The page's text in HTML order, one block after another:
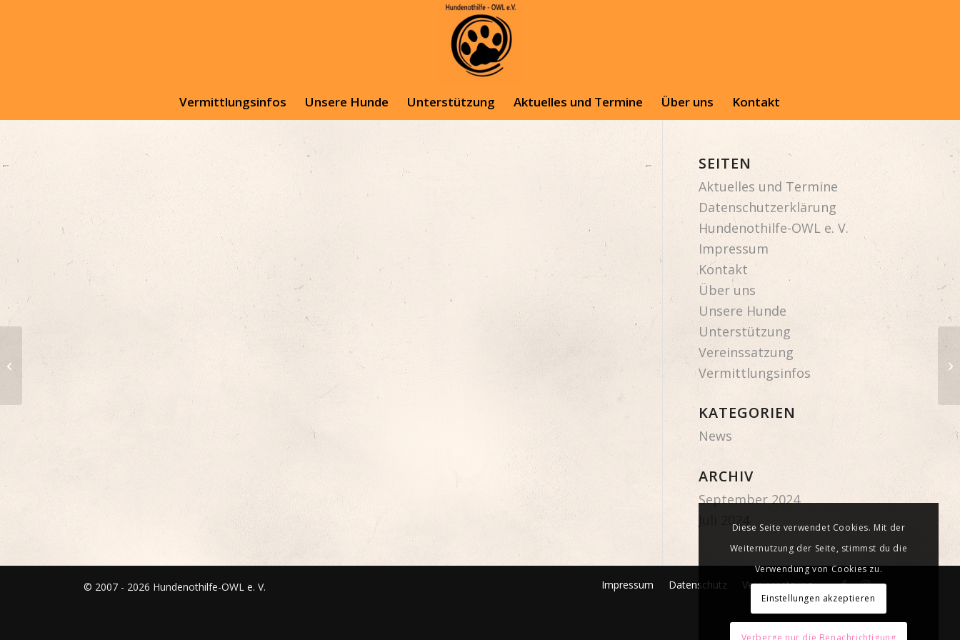
Vermittlungsinfos Unsere Hunde Unterstützung Aktuelles und Termine Über uns Kontakt
SEITEN
Aktuelles und Termine
Datenschutzerklärung
Hundenothilfe-OWL e. V.
Impressum
Kontakt
Über uns
Unsere Hunde
Unterstützung
Vereinssatzung
Vermittlungsinfos
KATEGORIEN
News
ARCHIV
September 2024
Juli 2024
© 2007 - 2026 Hundenothilfe-OWL e. V. Impressum Datenschutz Vereinssatzung
mittel, befindet sich in
Diese Seite verwendet Cookies. Mit der
Weiternutzung der Seite, stimmst du die
Verwendung von Cookies zu.
Einstellungen akzeptieren
Verberge nur die Benachrichtigung